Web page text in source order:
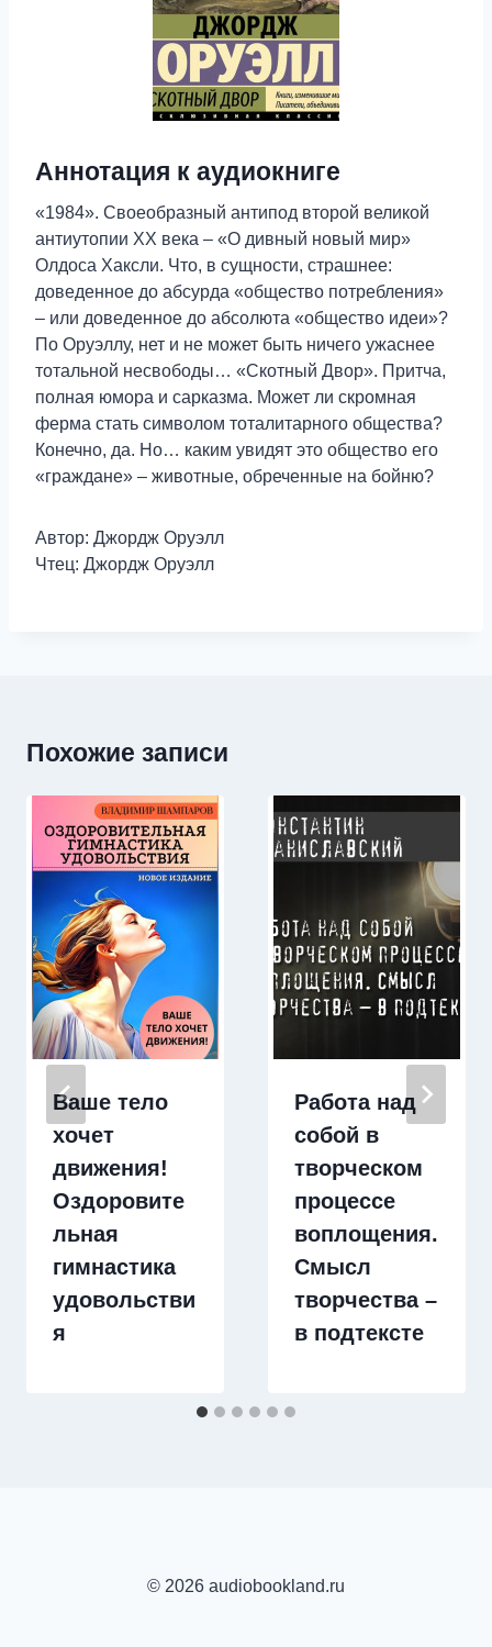
Аннотация к аудиокниге
«1984». Своеобразный антипод второй великой
антиутопии XX века – «О дивный новый мир»
Олдоса Хаксли. Что, в сущности, страшнее:
доведенное до абсурда «общество потребления»
– или доведенное до абсолюта «общество идеи»?
По Оруэллу, нет и не может быть ничего ужаснее
тотальной несвободы… «Скотный Двор». Притча,
полная юмора и сарказма. Может ли скромная
ферма стать символом тоталитарного общества?
Конечно, да. Но… каким увидят это общество его
«граждане» – животные, обреченные на бойню?
Автор: Джордж Оруэлл
Чтец: Джордж Оруэлл
Похожие записи
Ваше тело
хочет
движения!
Оздоровите
льная
гимнастика
удовольстви
я
Работа над
собой в
творческом
процессе
воплощения.
Смысл
творчества –
в подтексте
© 2026 audiobookland.ru